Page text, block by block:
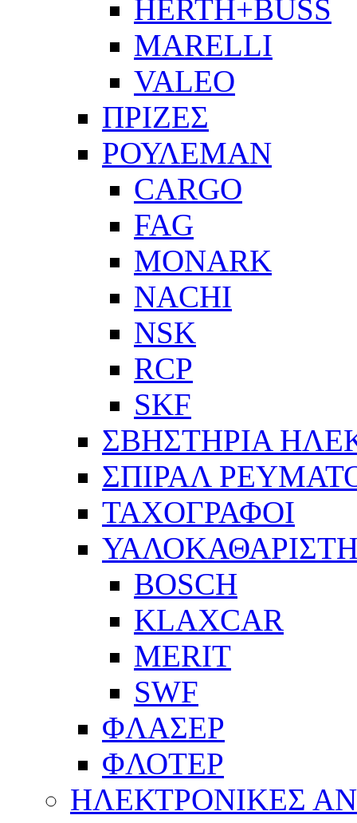
HERTH+BUSS
MARELLI
VALEO
ΠΡΙΖΕΣ
ΡΟΥΛΕΜΑΝ
CARGO
FAG
MONARK
NACHI
NSK
RCP
SKF
ΣΒΗΣΤΗΡΙΑ
ΣΠΙΡΑΛ
ΤΑΧΟΓΡΑΦΟΙ
BOSCH
KLAXCAR
MERIT
SWF
ΦΛΑΣΕΡ
ΦΛΟΤΕΡ
ΗΛΕΚΤΡΟΝΙΚΕΣ